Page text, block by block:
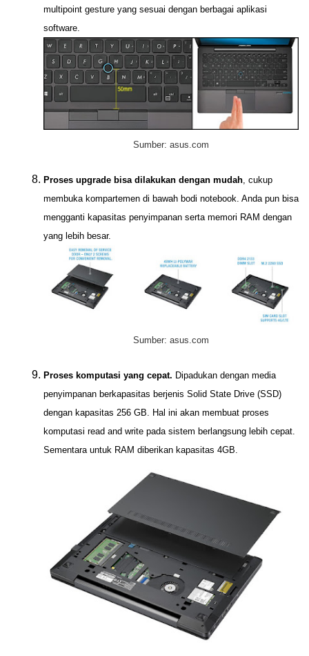
multipoint gesture yang sesuai dengan berbagai aplikasi
software.
Sumber: asus.com
Proses upgrade bisa dilakukan dengan mudah , cukup
membuka kompartemen di bawah bodi notebook. Anda pun bisa
mengganti kapasitas penyimpanan serta memori RAM dengan
yang lebih besar.
Sumber: asus.com
Proses komputasi yang cepat. Dipadukan dengan media
penyimpanan berkapasitas berjenis Solid State Drive (SSD)
dengan kapasitas 256 GB. Hal ini akan membuat proses
komputasi read and write pada sistem berlangsung lebih cepat.
Sementara untuk RAM diberikan kapasitas 4GB.